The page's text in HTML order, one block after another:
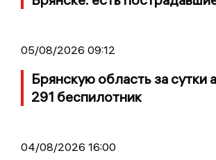
05/08/2026 09:12
Брянскую область за сутки
291 беспилотник
04/08/2026 16:00